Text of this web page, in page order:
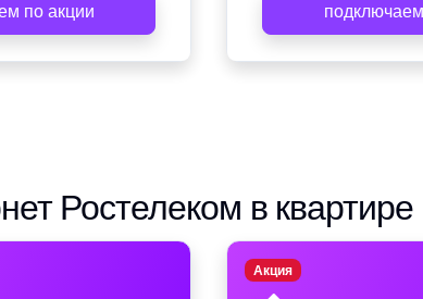
по акции
Ростелеком в квартире
Акция